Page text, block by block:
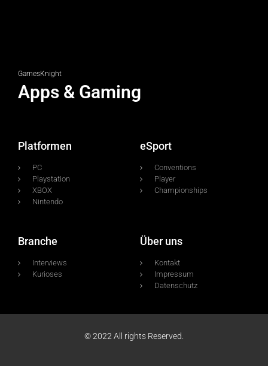
GamesKnight
Apps & Gaming
Platformen
PC
Playstation
XBOX
Nintendo
eSport
Conventions
Player
Championships
Branche
Interviews
Kurioses
Über uns
Kontakt
Impressum
Datenschutz
© 2022 All rights Reserved.